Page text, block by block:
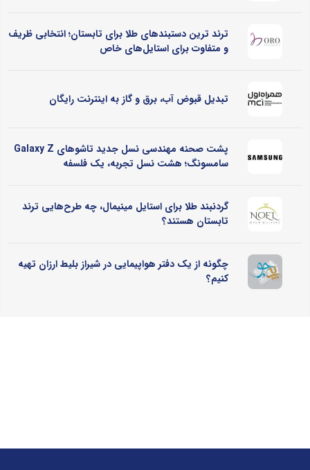
ترند ترین دستبندهای طلا برای تابستان؛ انتخابی ظریف
و متفاوت برای استایل‌های خاص
تبدیل قبوض آب، برق و گاز به اینترنت رایگان
پشت صحنه مهندسی نسل جدید تاشوهای Galaxy Z
سامسونگ؛ هشت نسل تجربه، یک فلسفه
گردنبند طلا برای استایل مینیمال، چه طرح‌هایی ترند
تابستان هستند؟
چگونه از یک دفتر هواپیمایی در شیراز بلیط ارزان تهیه
کنیم؟